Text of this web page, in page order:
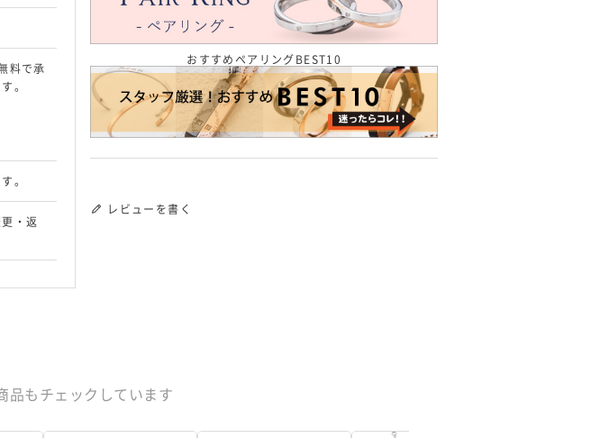
料で承
。
。
・返
おすすめペアリングBEST10
レビューを書く
品もチェックしています